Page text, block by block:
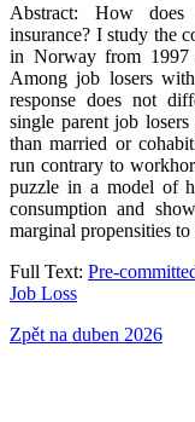
Abstract: How does
insurance? I study the
in Norway from 1997
Among job losers
response does not
single parent job
than married or
run contrary to
puzzle in a model of
consumption and
marginal propensities
Full Text: Pre-
Job Loss
Zpět na duben 2026